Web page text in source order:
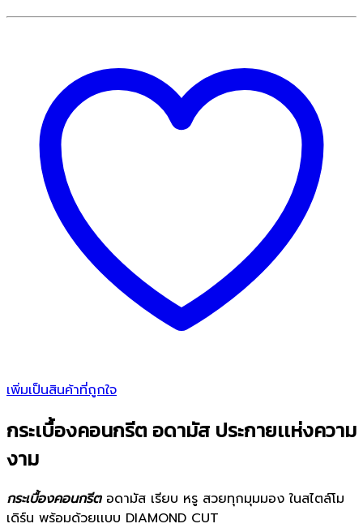
เพิ่มเป็นสินค้าที่ถูกใจ
กระเบื้องคอนกรีต อดามัส ประกายเเห่งความ
งาม
กระเบื้องคอนกรีตอดามัส เรียบ หรู สวยทุกมุมมอง ในสไตล์โม
เดิร์น พร้อมด้วยเเบบ DIAMOND CUT